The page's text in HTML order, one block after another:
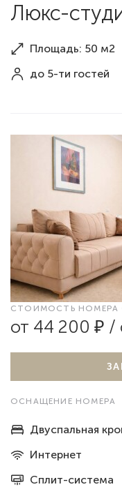
Люкс-
Площадь: 50 м2
до 5-ти гостей
СТОИМОСТЬ НОМЕРА
от 44 200 ₽ /
ОСНАЩЕНИЕ НОМЕРА
Двуспальная
Интернет
Сплит-система